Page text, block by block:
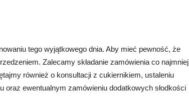
tego wyjątkowego dnia. Aby mieć pewność, że
Zalecamy składanie zamówienia co najmniej
również o konsultacji z cukiernikiem, ustaleniu
oraz ewentualnym zamówieniu dodatkowych słodkości